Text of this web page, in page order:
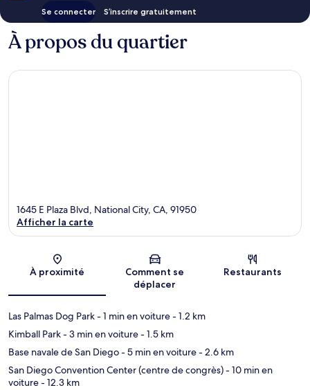
Se connecter S’inscrire gratuitement
À propos du quartier
Carte
1645 E Plaza Blvd, National City, CA, 91950
Afficher la carte
À proximité
Comment se
déplacer
Restaurants
Las Palmas Dog Park- 1 min en voiture- 1.2 km
Kimball Park- 3 min en voiture- 1.5 km
Base navale de San Diego- 5 min en voiture- 2.6 km
San Diego Convention Center (centre de congrès)- 10 min en
voiture- 12.3 km